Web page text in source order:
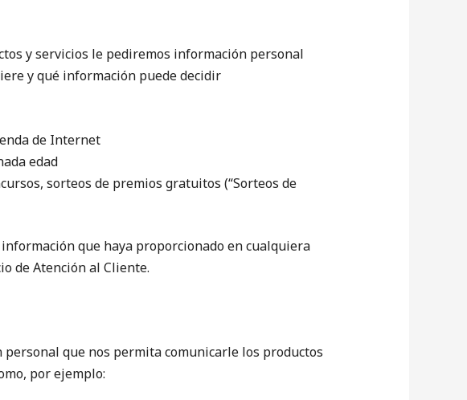
y servicios le pediremos información personal
y qué información puede decidir
de Internet
edad
sorteos de premios gratuitos (“Sorteos de
que haya proporcionado en cualquiera
de Atención al Cliente.
que nos permita comunicarle los productos
por ejemplo: